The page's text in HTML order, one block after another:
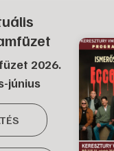
2026.
június